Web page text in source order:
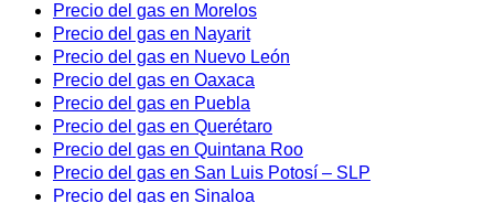
Precio del gas en Morelos
Precio del gas en Nayarit
Precio del gas en Nuevo León
Precio del gas en Oaxaca
Precio del gas en Puebla
Precio del gas en Querétaro
Precio del gas en Quintana Roo
Precio del gas en San Luis Potosí – SLP
Precio del gas en Sinaloa